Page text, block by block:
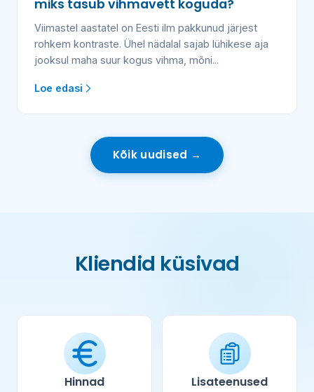
miks tasub vihmavett koguda?
Viimastel aastatel on Eesti ilm pakkunud järjest
rohkem kontraste. Ühel nädalal sajab lühikese aja
jooksul maha suur kogus vihma, mõni...
Loe edasi
Kõik uudised →
Kliendid küsivad
Hinnad Lisateenused